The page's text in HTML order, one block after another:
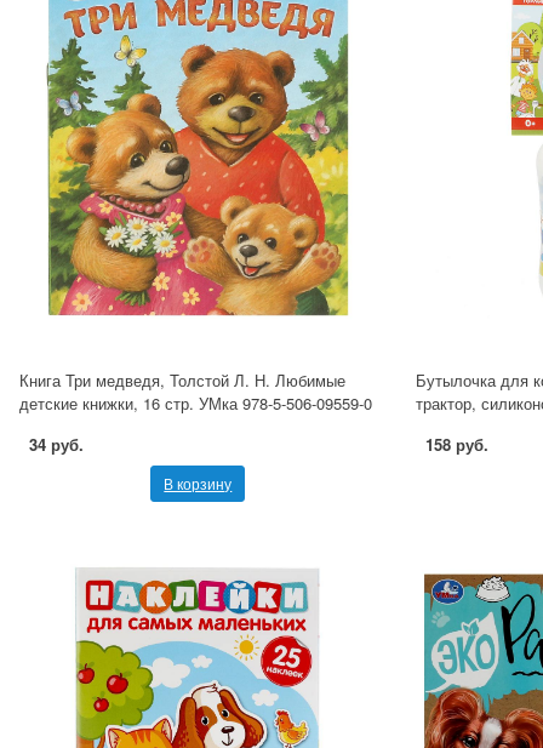
Книга Три медведя, Толстой Л. Н. Любимые
детские книжки, 16 стр. УМка 978-5-506-09559-0
34 руб.
В корзину
Бутылочка для
трактор,
158 руб.